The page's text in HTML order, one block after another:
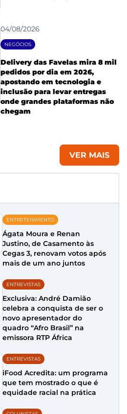
04/08/2026
NEGÓCIOS
Delivery das Favelas mira 8 mil
pedidos por dia em 2026,
apostando em tecnologia e
inclusão para levar entregas
onde grandes plataformas não
chegam
VER MAIS
ENTRETENIMENTO
Ágata Moura e Renan
Justino, de Casamento às
Cegas 3, renovam votos após
mais de um ano juntos
ENTREVISTAS
Exclusiva: André Damião
celebra a conquista de ser o
novo apresentador do
quadro “Afro Brasil” na
emissora RTP África
ENTREVISTAS
iFood Acredita: um programa
que tem mostrado o que é
equidade racial na prática